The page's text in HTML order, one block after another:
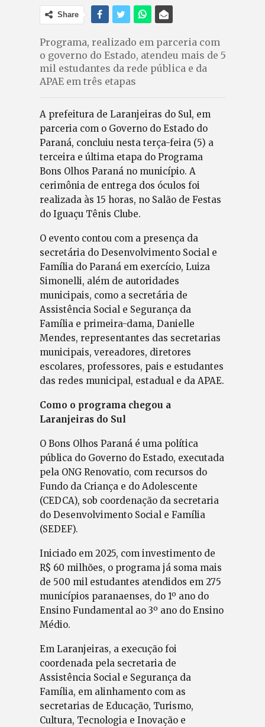
Share
Programa, realizado em parceria com
o governo do Estado, atendeu mais de 5
mil estudantes da rede pública e da
APAE em três etapas
A prefeitura de Laranjeiras do Sul, em
parceria com o Governo do Estado do
Paraná, concluiu nesta terça-feira (5) a
terceira e última etapa do Programa
Bons Olhos Paraná no município. A
cerimônia de entrega dos óculos foi
realizada às 15 horas, no Salão de Festas
do Iguaçu Tênis Clube.
O evento contou com a presença da
secretária do Desenvolvimento Social e
Família do Paraná em exercício, Luiza
Simonelli, além de autoridades
municipais, como a secretária de
Assistência Social e Segurança da
Família e primeira-dama, Danielle
Mendes, representantes das secretarias
municipais, vereadores, diretores
escolares, professores, pais e estudantes
das redes municipal, estadual e da APAE.
Como o programa chegou a
Laranjeiras do Sul
O Bons Olhos Paraná é uma política
pública do Governo do Estado, executada
pela ONG Renovatio, com recursos do
Fundo da Criança e do Adolescente
(CEDCA), sob coordenação da secretaria
do Desenvolvimento Social e Família
(SEDEF).
Iniciado em 2025, com investimento de
R$ 60 milhões, o programa já soma mais
de 500 mil estudantes atendidos em 275
municípios paranaenses, do 1º ano do
Ensino Fundamental ao 3º ano do Ensino
Médio.
Em Laranjeiras, a execução foi
coordenada pela secretaria de
Assistência Social e Segurança da
Família, em alinhamento com as
secretarias de Educação, Turismo,
Cultura, Tecnologia e Inovação e